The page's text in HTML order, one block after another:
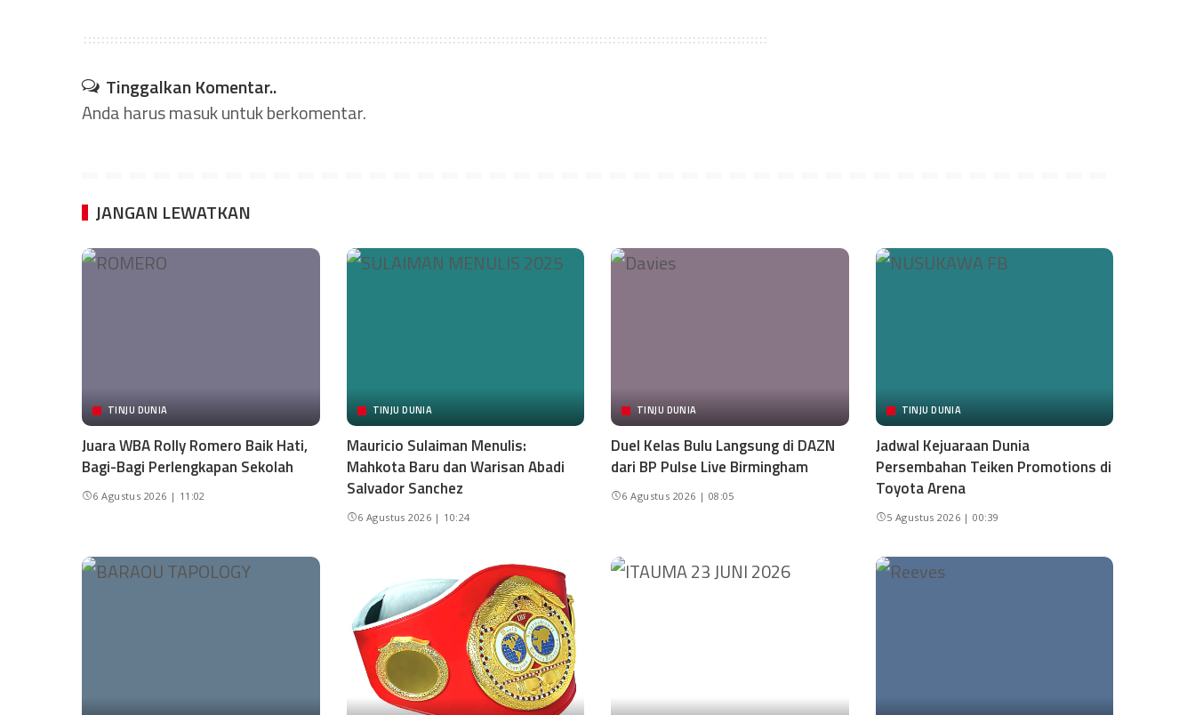
Tinggalkan Komentar..
Anda harusmasukuntuk berkomentar.
JANGAN LEWATKAN
TINJU DUNIA
Juara WBA Rolly Romero Baik Hati,
Bagi-Bagi Perlengkapan Sekolah
6 Agustus 2026 | 11:02
TINJU DUNIA
Mauricio Sulaiman Menulis:
Mahkota Baru dan Warisan Abadi
Salvador Sanchez
6 Agustus 2026 | 10:24
TINJU DUNIA
Duel Kelas Bulu Langsung di DAZN
dari BP Pulse Live Birmingham
6 Agustus 2026 | 08:05
TINJU DUNIA
Jadwal Kejuaraan Dunia
Persembahan Teiken Promotions di
Toyota Arena
5 Agustus 2026 | 00:39